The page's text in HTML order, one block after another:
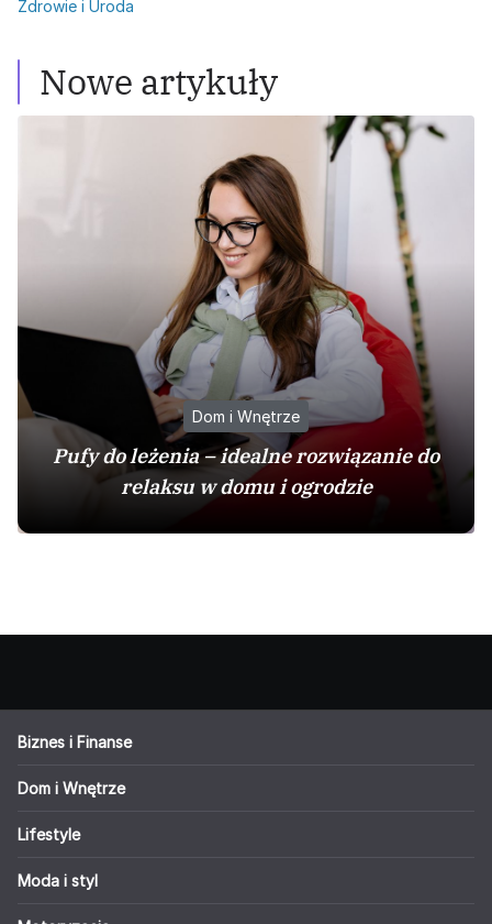
Zdrowie i Uroda
Nowe artykuły
Dom i Wnętrze
Pufy do leżenia – idealne rozwiązanie do
relaksu w domu i ogrodzie
Biznes i Finanse
Dom i Wnętrze
Lifestyle
Moda i styl